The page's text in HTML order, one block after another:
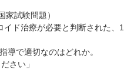
家試験問題）
ド治療が必要と判断された、1
導で適切なのはどれか。
さい」